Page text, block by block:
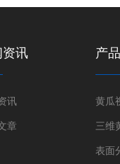
资讯
讯
章
产
表面